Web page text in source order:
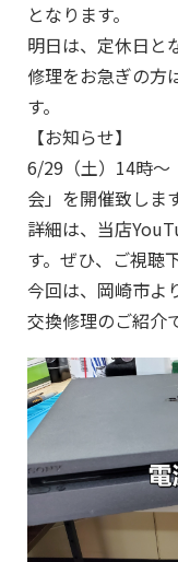
となります。
明日は、定休日と
修理をお急ぎの方
す。
【お知らせ】
6/29（土）14時～
会」を開催致します
詳細は、当店
す。ぜひ、ご視聴
今回は、岡崎市よ
交換修理のご紹介